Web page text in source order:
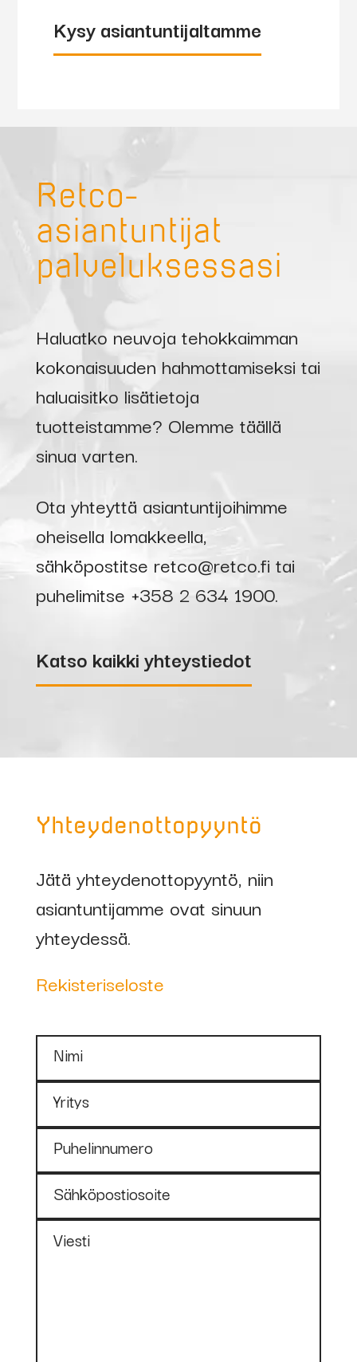
Kysy asiantuntijaltamme
Retco-
asiantuntijat
palveluksessasi
Haluatko neuvoja tehokkaimman
kokonaisuuden hahmottamiseksi tai
haluaisitko lisätietoja
tuotteistamme? Olemme täällä
sinua varten.
Ota yhteyttä asiantuntijoihimme
oheisella lomakkeella,
sähköpostitse retco@retco.fi tai
puhelimitse +358 2 634 1900.
Katso kaikki yhteystiedot
Yhteydenottopyyntö
Jätä yhteydenottopyyntö, niin
asiantuntijamme ovat sinuun
yhteydessä.
Rekisteriseloste
Nimi
Yritys
Puhelinnumero
Sähköpostiosoite
Viesti